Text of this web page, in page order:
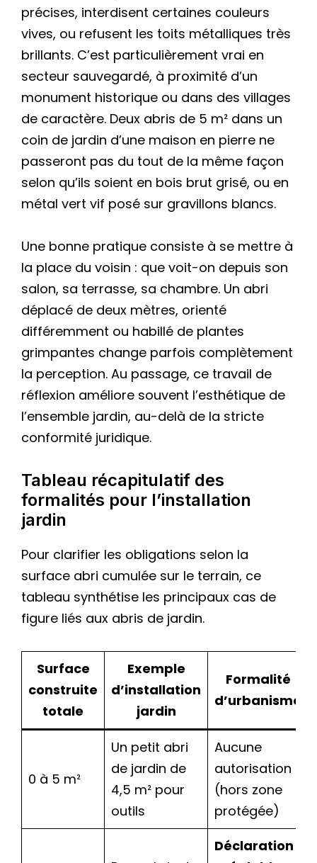
précises, interdisent certaines couleurs
vives, ou refusent les toits métalliques très
brillants. C’est particulièrement vrai en
secteur sauvegardé, à proximité d’un
monument historique ou dans des villages
de caractère. Deux abris de 5 m² dans un
coin de jardin d’une maison en pierre ne
passeront pas du tout de la même façon
selon qu’ils soient en bois brut grisé, ou en
métal vert vif posé sur gravillons blancs.
Une bonne pratique consiste à se mettre à
la place du voisin : que voit-on depuis son
salon, sa terrasse, sa chambre. Un abri
déplacé de deux mètres, orienté
différemment ou habillé de plantes
grimpantes change parfois complètement
la perception. Au passage, ce travail de
réflexion améliore souvent l’esthétique de
l’ensemble jardin, au-delà de la stricte
conformité juridique.
Tableau récapitulatif des
formalités pour l’installation
jardin
Pour clarifier les obligations selon la
surface abri cumulée sur le terrain, ce
tableau synthétise les principaux cas de
figure liés aux abris de jardin.
Surface
construite
totale
Exemple
d’installation
jardin
Formalité
d’urbanisme
0 à 5 m²
Un petit abri
de jardin de
4,5 m² pour
outils
Aucune
autorisation
(hors zone
protégée)
Déclaration